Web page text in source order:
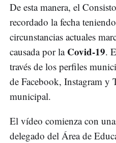
De esta manera, el
recordado la fecha
circunstancias actuales
causada por la Covid-19.
través de los perfiles
de Facebook, Instagram y
municipal.
El vídeo comienza con
delegado del Área de